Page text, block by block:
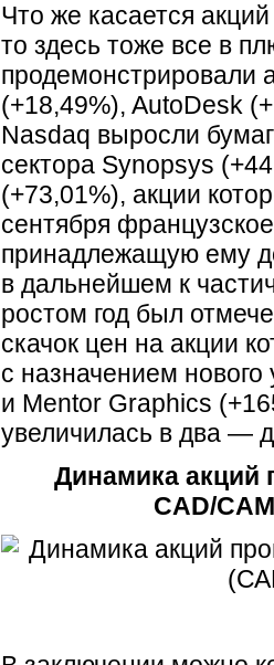
Что же касается
то здесь тоже все в
продемонстрировали
(+18,49%), AutoDesk
Nasdaq выросли
сектора Synopsys
(+73,01%), акции
сентября
принадлежащую ему
в дальнейшем к
ростом год был
скачок цен на акции
с назначением
и Mentor Graphics
увеличилась в два —
Динамика акций
CAD/